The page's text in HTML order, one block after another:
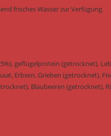
frisches Wasser zur Verfügung.
geflügelprotein (getrocknet),
Erbsen, Grieben (getrocknet),
Blaubeeren (getrocknet),